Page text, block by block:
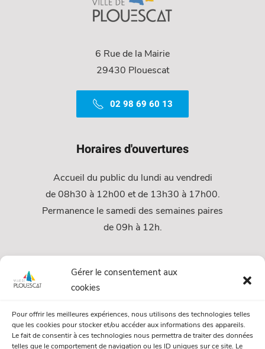
Gérer le consentement aux
cookies
Pour offrir les meilleures expériences, nous utilisons des technologies telles
que les cookies pour stocker et/ou accéder aux informations des appareils.
Le fait de consentir à ces technologies nous permettra de traiter des données
telles que le comportement de navigation ou les ID uniques sur ce site. Le
6 Rue de la Mairie
29430 Plouescat
02 98 69 60 13
Horaires d'ouvertures
Accueil du public du lundi au vendredi
de 08h30 à 12h00 et de 13h30 à 17h00.
Permanence le samedi des semaines paires
de 09h à 12h.
Services
Urbanisme
Papiers et citoyenneté